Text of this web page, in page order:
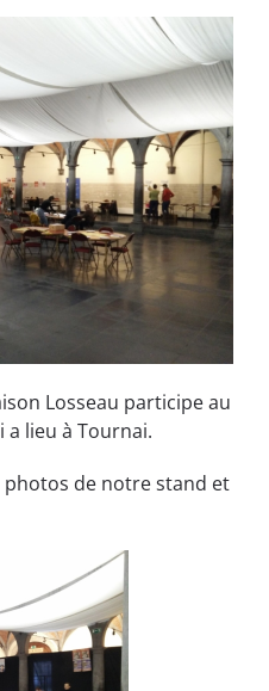
Losseau participe au
a lieu à Tournai.
de notre stand et